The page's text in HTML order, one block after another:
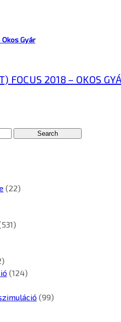
Okos Gyár
FOCUS 2018 – OKOS
(22)
(124)
(99)